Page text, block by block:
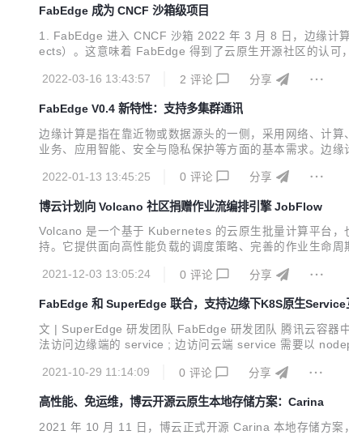
FabEdge 成为 CNCF 沙箱级项目
1. FabEdge 进入 CNCF 沙箱 2022 年 3 月 8 日，边缘计
ects）。这意味着 FabEdge 得到了云原生开源社区的认可
2022-03-16 13:43:57
2 评论 分享
FabEdge V0.4 新特性：支持多集群通讯
边缘计算是指在靠近物或数据源头的⼀侧，采用网络、计
业务、应⽤智能、安全与隐私保护等方面的基本需求。边
C，工业互联网，智慧城市等。 FabEdge 是⼀个基于
2022-01-13 13:45:25 0 评论 分享
博云计划向 Volcano 社区捐赠作业流编排引擎 JobFlow
Volcano 是一个基于 Kubernetes 的云原生批量计算平台
持。它提供面向高性能负载的调度策略、完善的作业生命
2021-12-03 13:05:24
0 评论 分享
FabEdge 和 SuperEdge 联合，支持边缘下K8S原生Service
文 | SuperEdge 研发团队 FabEdge 研发团队 腾讯云容器
法访问边缘端的 service ; 边访问云端 service 需要以
2021-10-29 11:14:09
0 评论 分享
高性能、免运维，博云开源云原生本地存储方案：Carina
2021 年 10 月 11 日，博云正式开源 Carina 本地存储方